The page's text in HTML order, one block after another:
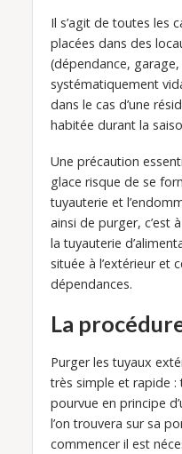
Il s’agit de toutes les
placées dans des
(dépendance,
systématiquement
dans le cas d’une
habitée durant la
Une précaution
glace risque de se
tuyauterie et
ainsi de purger, c’est
la tuyauterie
située à l’extérieur et
dépendances.
La
Purger les tuyaux
très simple et rapide
pourvue en principe
l’on trouvera sur sa
commencer il est